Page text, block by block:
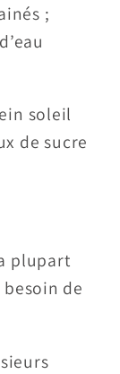
;
soleil
de sucre
plupart
de